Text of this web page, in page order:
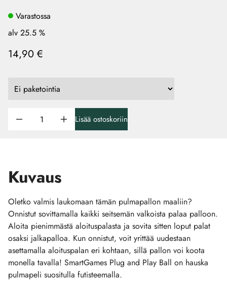
Varastossa
alv 25.5 %
14,90 €
Lisää ostoskoriin
Kuvaus
Oletko valmis laukomaan tämän pulmapallon maaliin?
Onnistut sovittamalla kaikki seitsemän valkoista palaa palloon.
Aloita pienimmästä aloituspalasta ja sovita sitten loput palat
osaksi jalkapalloa. Kun onnistut, voit yrittää uudestaan
asettamalla aloituspalan eri kohtaan, sillä pallon voi koota
monella tavalla! SmartGames Plug and Play Ball on hauska
pulmapeli suositulla futisteemalla.